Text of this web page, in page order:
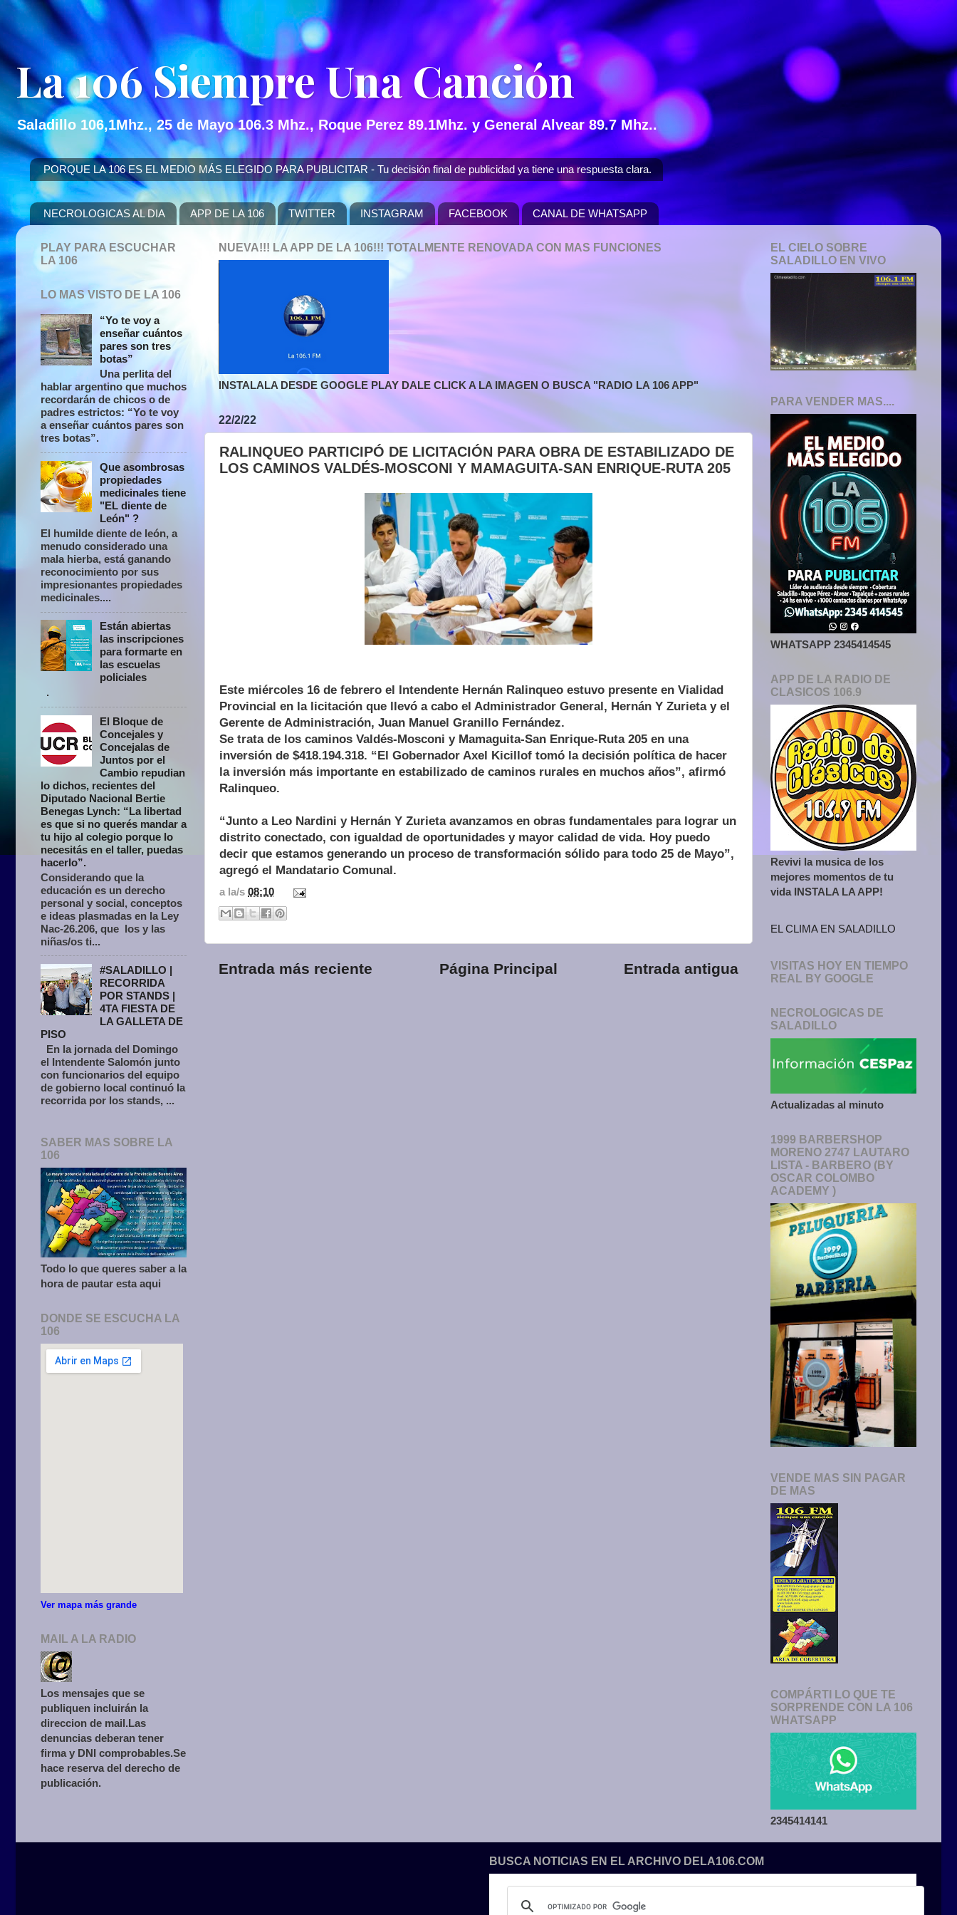
La 106 Siempre Una Canción
Saladillo 106,1Mhz., 25 de Mayo 106.3 Mhz., Roque Perez 89.1Mhz. y General Alvear 89.7 Mhz..
PORQUE LA 106 ES EL MEDIO MÁS ELEGIDO PARA PUBLICITAR - Tu decisión final de publicidad ya tiene una respuesta clara.
NECROLOGICAS AL DIA APP DE LA 106 TWITTER INSTAGRAM FACEBOOK CANAL DE WHATSAPP
NUEVA!!! LA APP DE LA 106!!! TOTALMENTE RENOVADA CON MAS FUNCIONES
INSTALALA DESDE GOOGLE PLAY DALE CLICK A LA IMAGEN O BUSCA "RADIO LA 106 APP"
22/2/22
RALINQUEO PARTICIPÓ DE LICITACIÓN PARA OBRA DE ESTABILIZADO DE
LOS CAMINOS VALDÉS-MOSCONI Y MAMAGUITA-SAN ENRIQUE-RUTA 205
Este miércoles 16 de febrero el Intendente Hernán Ralinqueo estuvo presente en Vialidad
Provincial en la licitación que llevó a cabo el Administrador General, Hernán Y Zurieta y el
Gerente de Administración, Juan Manuel Granillo Fernández.
Se trata de los caminos Valdés-Mosconi y Mamaguita-San Enrique-Ruta 205 en una
inversión de $418.194.318. “El Gobernador Axel Kicillof tomó la decisión política de hacer
la inversión más importante en estabilizado de caminos rurales en muchos años”, afirmó
Ralinqueo.
“Junto a Leo Nardini y Hernán Y Zurieta avanzamos en obras fundamentales para lograr un
distrito conectado, con igualdad de oportunidades y mayor calidad de vida. Hoy puedo
decir que estamos generando un proceso de transformación sólido para todo 25 de Mayo”,
agregó el Mandatario Comunal.
a la/s 08:10
Entrada más reciente Entrada antigua
Página Principal
PLAY PARA ESCUCHAR
LA 106
LO MAS VISTO DE LA 106
“Yo te voy a
enseñar cuántos
pares son tres
botas”
Una perlita del
hablar argentino que muchos
recordarán de chicos o de
padres estrictos: “Yo te voy
a enseñar cuántos pares son
tres botas”.
Que asombrosas
propiedades
medicinales tiene
"EL diente de
León" ?
El humilde diente de león, a
menudo considerado una
mala hierba, está ganando
reconocimiento por sus
impresionantes propiedades
medicinales....
Están abiertas
las inscripciones
para formarte en
las escuelas
policiales
.
El Bloque de
Concejales y
Concejalas de
Juntos por el
Cambio repudian
lo dichos, recientes del
Diputado Nacional Bertie
Benegas Lynch: “La libertad
es que si no querés mandar a
tu hijo al colegio porque lo
necesitás en el taller, puedas
hacerlo”.
Considerando que la
educación es un derecho
personal y social, conceptos
e ideas plasmadas en la Ley
Nac-26.206, que los y las
niñas/os ti...
#SALADILLO |
RECORRIDA
POR STANDS |
4TA FIESTA DE
LA GALLETA DE
PISO
En la jornada del Domingo
el Intendente Salomón junto
con funcionarios del equipo
de gobierno local continuó la
recorrida por los stands, ...
SABER MAS SOBRE LA
106
Todo lo que queres saber a la
hora de pautar esta aqui
DONDE SE ESCUCHA LA
106
Ver mapa más grande
MAIL A LA RADIO
Los mensajes que se
publiquen incluirán la
direccion de mail.Las
denuncias deberan tener
firma y DNI comprobables.Se
hace reserva del derecho de
publicación.
EL CIELO SOBRE
SALADILLO EN VIVO
PARA VENDER MAS....
WHATSAPP 2345414545
APP DE LA RADIO DE
CLASICOS 106.9
Revivi la musica de los
mejores momentos de tu
vida INSTALA LA APP!
EL CLIMA EN SALADILLO
VISITAS HOY EN TIEMPO
REAL BY GOOGLE
NECROLOGICAS DE
SALADILLO
Actualizadas al minuto
1999 BARBERSHOP
MORENO 2747 LAUTARO
LISTA - BARBERO (BY
OSCAR COLOMBO
ACADEMY )
VENDE MAS SIN PAGAR
DE MAS
COMPÁRTI LO QUE TE
SORPRENDE CON LA 106
WHATSAPP
2345414141
BUSCA NOTICIAS EN EL ARCHIVO DELA106.COM